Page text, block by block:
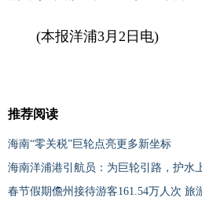
(本报洋浦3月2日电)
推荐阅读
海南“零关税”巨轮点亮更多新坐标
海南洋浦港引航员：为巨轮引路，护水
春节假期儋州接待游客161.54万人次 旅